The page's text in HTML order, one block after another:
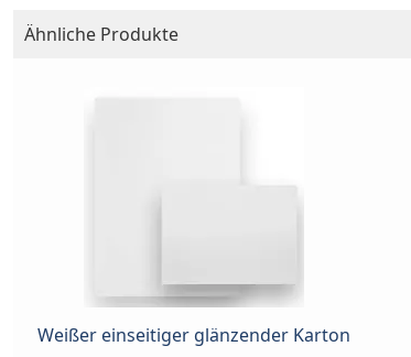
Ähnliche Produkte
Weißer einseitiger glänzender Karton